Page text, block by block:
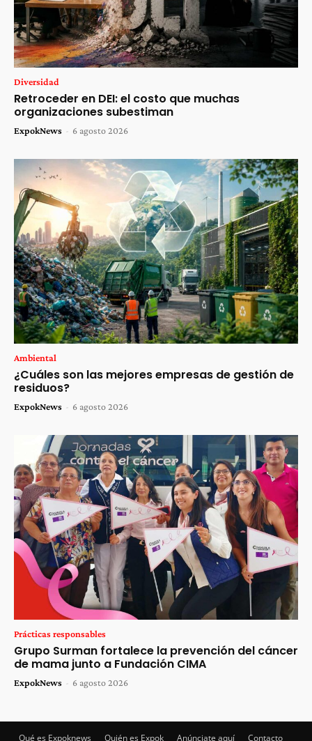
Diversidad
Retroceder en DEI: el costo que muchas
organizaciones subestiman
ExpokNews - 6 agosto 2026
Ambiental
¿Cuáles son las mejores empresas de gestión de
residuos?
ExpokNews - 6 agosto 2026
Prácticas responsables
Grupo Surman fortalece la prevención del cáncer
de mama junto a Fundación CIMA
ExpokNews - 6 agosto 2026
Qué es Expoknews Quién es Expok Anúnciate aquí Contacto